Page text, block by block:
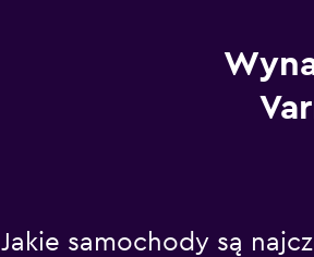
Jakie samochody są